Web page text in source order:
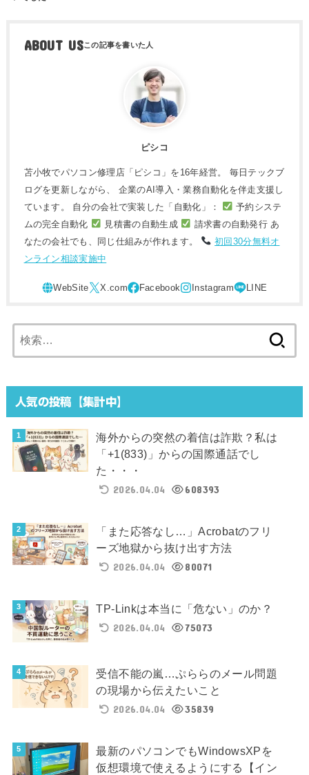
ABOUT US
ピシコ
苫小牧でパソコン修理店「ピシコ」を16年経営。 毎日テックブ
ログを更新しながら、 企業のAI導入・業務自動化を伴走支援し
ています。 自分の会社で実装した「自動化」：
予約システ
ムの完全自動化
見積書の自動生成
請求書の自動発行 あ
なたの会社でも、同じ仕組みが作れます。
初回30分無料オ
ンライン相談実施中
索:
人気の投稿【集計中】
海外からの突然の着信は詐欺？私は
「+1(833)」からの国際通話でし
た・・・
2026.04.04
608393
「また応答なし…」Acrobatのフリ
ーズ地獄から抜け出す方法
2026.04.04
80071
TP-Linkは本当に「危ない」のか？
2026.04.04
75073
受信不能の嵐…ぷららのメール問題
の現場から伝えたいこと
2026.04.04
35839
最新のパソコンでもWindowsXPを
仮想環境で使えるようにする【イン